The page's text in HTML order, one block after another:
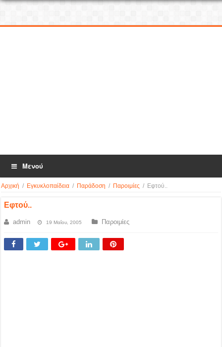
Μενού
Αρχική / Εγκυκλοπαίδεια / Παράδοση / Παροιμίες / Εφτού..
Εφτού..
admin 19 Μαΐου, 2005 Παροιμίες